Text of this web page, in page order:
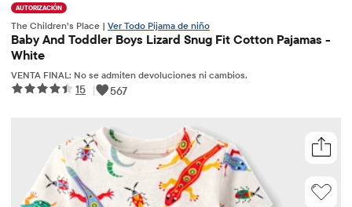
AUTORIZACIÓN
The Children’s Place | Ver Todo Pijama de niño
Baby And Toddler Boys Lizard Snug Fit Cotton Pajamas -
White
VENTA FINAL: No se admiten devoluciones ni cambios.
15 | 567